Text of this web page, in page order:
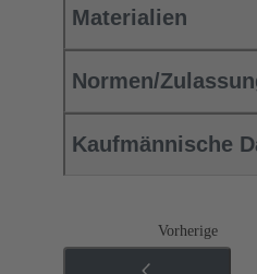
Materialien
Normen/
Kaufmännische
Vorherige